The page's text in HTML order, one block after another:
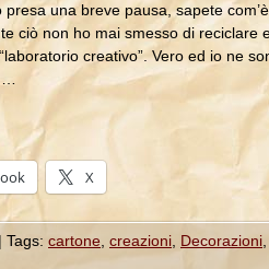
una breve pausa, sapete
ciò non ho mai smesso di reciclare
creativo”. Vero ed io ne
X
| Tags: cartone creazioni Decorazioni